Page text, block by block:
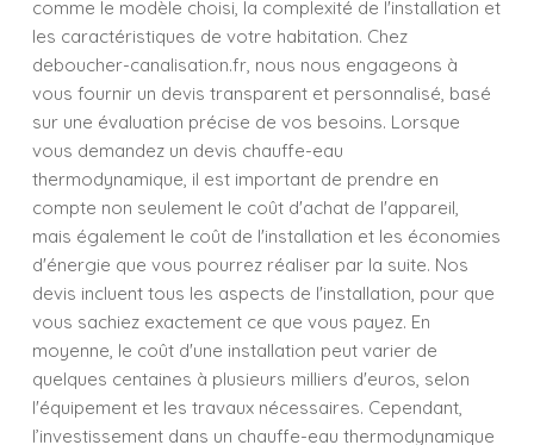
comme le modèle choisi, la complexité de l'installation et
les caractéristiques de votre habitation. Chez
deboucher-canalisation.fr, nous nous engageons à
vous fournir un devis transparent et personnalisé, basé
sur une évaluation précise de vos besoins. Lorsque
vous demandez un devis chauffe-eau
thermodynamique, il est important de prendre en
compte non seulement le coût d'achat de l'appareil,
mais également le coût de l'installation et les économies
d'énergie que vous pourrez réaliser par la suite. Nos
devis incluent tous les aspects de l'installation, pour que
vous sachiez exactement ce que vous payez. En
moyenne, le coût d'une installation peut varier de
quelques centaines à plusieurs milliers d'euros, selon
l'équipement et les travaux nécessaires. Cependant,
l’investissement dans un chauffe-eau thermodynamique